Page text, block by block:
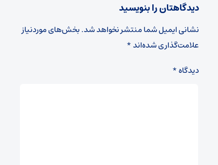
دیدگاهتان را بنویسید
نشانی ایمیل شما منتشر نخواهد شد.بخش‌های موردنیاز
علامت‌گذاری شده‌اند*
دیدگاه*